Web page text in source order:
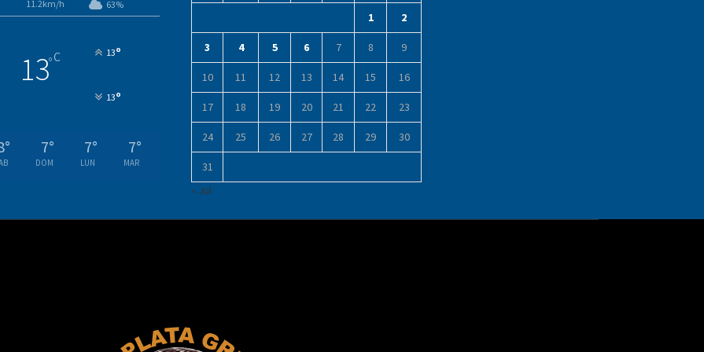
11.2km/h 63%
13°C 13°
13°
° 7°
DOM
7°
LUN
7°
MAR
1 2
3 4 5 6 7 8 9
10 11 12 13 14 15 16
17 18 19 20 21 22 23
24 25 26 27 28 29 30
31
« Jul